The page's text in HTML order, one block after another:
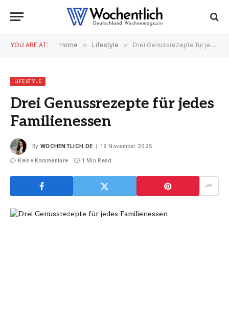
YOU ARE AT: Home » Lifestyle » Drei Genussrezepte für jedes Familienessen
LIFESTYLE
Drei Genussrezepte für jedes
Familienessen
By WOCHENTLICH.DE 19 November 2025
Keine Kommentare 1 Min Read